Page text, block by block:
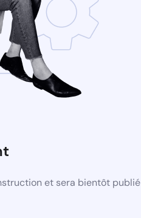
et sera bientôt publié